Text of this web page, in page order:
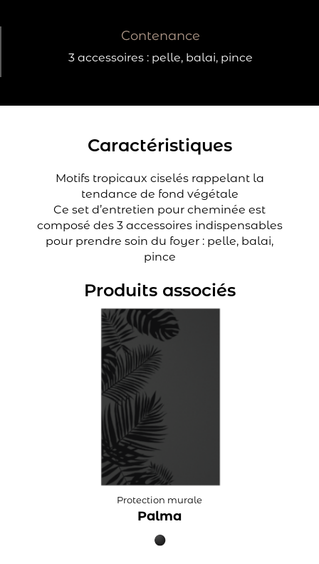
Contenance
3 accessoires : pelle, balai, pince
Caractéristiques
Motifs tropicaux ciselés rappelant la
tendance de fond végétale
Ce set d’entretien pour cheminée est
composé des 3 accessoires indispensables
pour prendre soin du foyer : pelle, balai,
pince
Produits associés
Protection murale
Palma